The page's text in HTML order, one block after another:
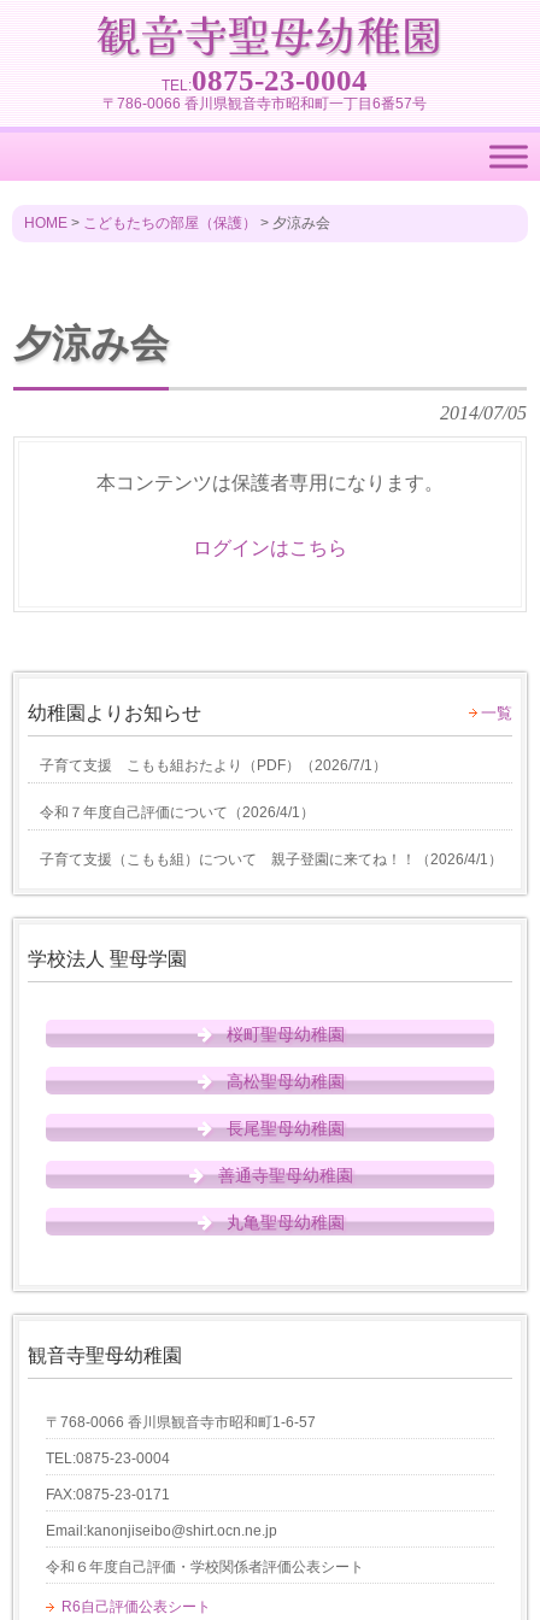
TEL:0875-23-0004
〒786-0066 香川県観音寺市昭和町一丁目6番57号
HOME > こどもたちの部屋（保護） > 夕涼み会
夕涼み会
2014/07/05
本コンテンツは保護者専用になります。
ログインはこちら
幼稚園よりお知らせ 一覧
子育て支援 こもも組おたより（PDF） （2026/7/1 ）
令和７年度自己評価について （2026/4/1 ）
子育て支援（こもも組）について 親子登園に来てね！！ （2026/4/1 ）
学校法人 聖母学園
桜町聖母幼稚園
高松聖母幼稚園
長尾聖母幼稚園
善通寺聖母幼稚園
丸亀聖母幼稚園
観音寺聖母幼稚園
〒768-0066 香川県観音寺市昭和町1-6-57
TEL:0875-23-0004
FAX:0875-23-0171
Email:kanonjiseibo@shirt.ocn.ne.jp
令和６年度自己評価・学校関係者評価公表シート
R6自己評価公表シート